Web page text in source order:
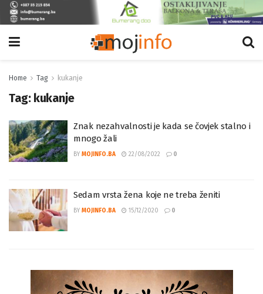
Home Tag kukanje
Tag: kukanje
Znak nezahvalnosti je kada se čovjek stalno i
mnogo žali
BY MOJINFO.BA 22/08/2022 0
Sedam vrsta žena koje ne treba ženiti
BY MOJINFO.BA 15/12/2020 0